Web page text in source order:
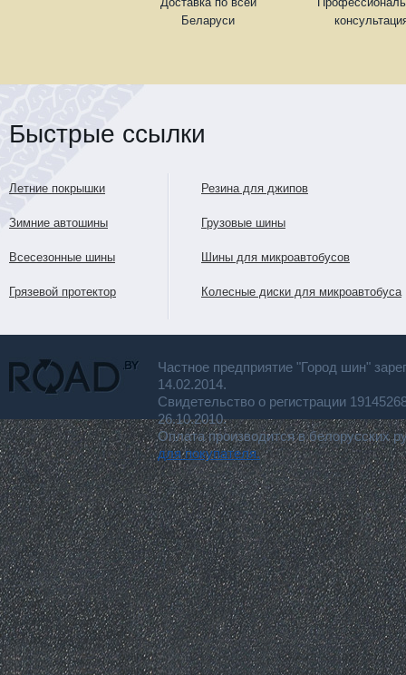
Беларуси
Быстрые ссылки
Летние покрышки
Зимние автошины
Всесезонные шины
Грязевой протектор
Резина для джипов
Грузовые шины
Шины для микроавтобусов
Колесные диски для микроавтобуса
Частное предприятие "Город шин"
14.02.2014.
Свидетельство о регистрации
26.10.2010.
Оплата производится в белорусских
для покупателя.